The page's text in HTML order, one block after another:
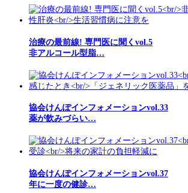
治療の最前線! 専門医に聞くvol.5
非アルコール型脂…
協会けんぽインフォメーションvol.33
薬が飲みづらい…
協会けんぽインフォメーションvol.37
年に一度の健診…